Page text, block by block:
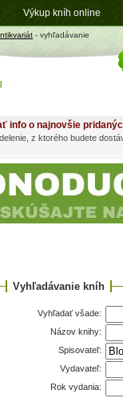
- vyhľadávanie
Vyhľadávanie kníh
Vyhľadať všade:
Názov knihy:
Spisovateľ:
Vydavateľ:
Rok vydania:
info o najnovšie
z ktorého budete
Výkup kníh online